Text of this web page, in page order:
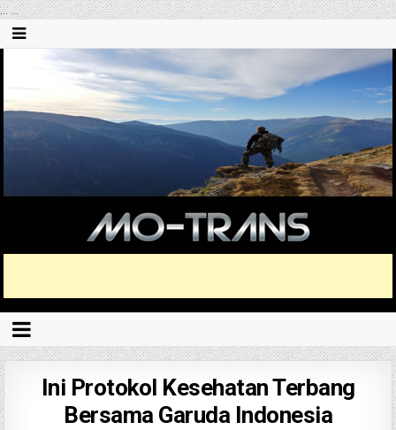
......
Ini Protokol Kesehatan Terbang
Bersama Garuda Indonesia